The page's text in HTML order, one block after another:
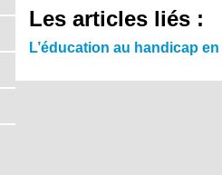
Les articles liés :
L’éducation au handicap